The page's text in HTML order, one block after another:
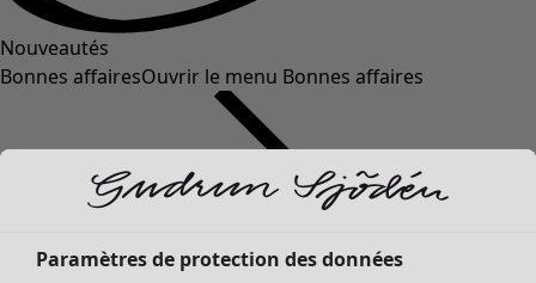
Nouveautés
Bonnes affairesOuvrir le menu Bonnes affaires
Paramètres de protection des données